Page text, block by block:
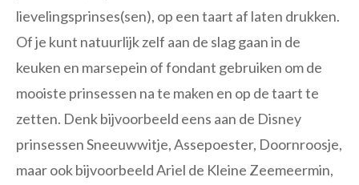
lievelingsprinses(sen), op een taart af laten drukken.
Of je kunt natuurlijk zelf aan de slag gaan in de
keuken en marsepein of fondant gebruiken om de
mooiste prinsessen na te maken en op de taart te
zetten. Denk bijvoorbeeld eens aan de Disney
prinsessen Sneeuwwitje, Assepoester, Doornroosje,
maar ook bijvoorbeeld Ariel de Kleine Zeemeermin,